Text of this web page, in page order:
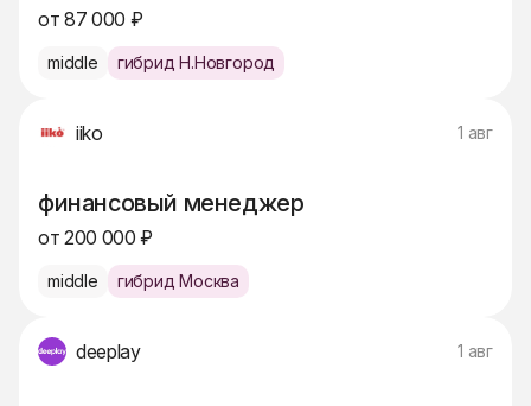
от 87 000 ₽
middle гибрид Н.Новгород
iiko 1 авг
финансовый менеджер
от 200 000 ₽
middle гибрид Москва
deeplay 1 авг